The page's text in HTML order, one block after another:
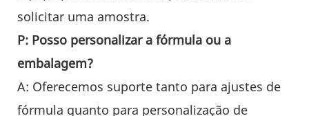
solicitar uma amostra.
P: Posso personalizar a fórmula ou a
embalagem?
A: Oferecemos suporte tanto para ajustes de
fórmula quanto para personalização de